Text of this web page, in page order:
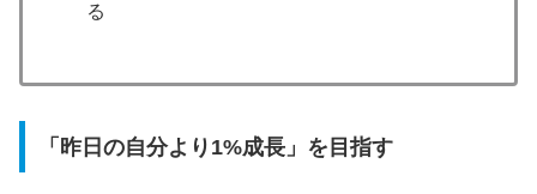
る
「昨日の自分より1%成長」を目指す